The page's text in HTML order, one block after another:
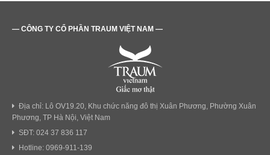
— CÔNG TY CỔ PHẦN TRAUM VIỆT NAM —
Địa chỉ: Lô OV19.20, Khu chức năng đô thị Xuân Phương, Phường Xuân
Phương, TP Hà Nội, Việt Nam
SĐT: 024 37 836 117
Hotline: 0969-911-139